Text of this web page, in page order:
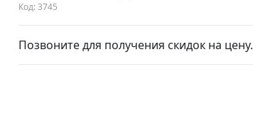
Код:3745
Позвоните для получения скидок на цену.